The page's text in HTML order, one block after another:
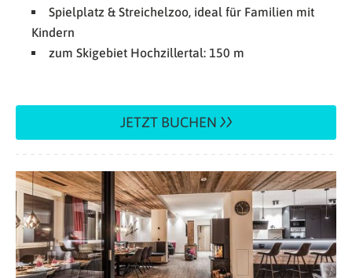
Spielplatz & Streichelzoo, ideal für Familien mit
Kindern
zum Skigebiet Hochzillertal: 150 m
JETZT BUCHEN